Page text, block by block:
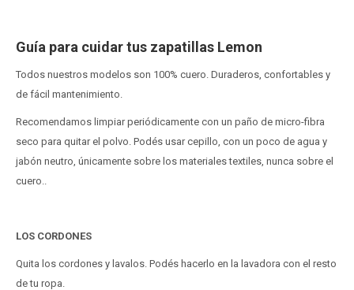
Guía para cuidar tus zapatillas Lemon
Todos nuestros modelos son 100% cuero. Duraderos, confortables y
de fácil mantenimiento.
Recomendamos limpiar periódicamente con un paño de micro-fibra
seco para quitar el polvo. Podés usar cepillo, con un poco de agua y
jabón neutro, únicamente sobre los materiales textiles, nunca sobre el
cuero..
LOS CORDONES
Quita los cordones y lavalos. Podés hacerlo en la lavadora con el resto
de tu ropa.